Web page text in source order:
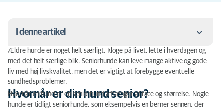
I denne artikel
Hvornår er din hund senior?
Hvilke sygdomme ses hos en ældre hund?
Hvad er en udvidet seniorundersøgelse?
Ældre hunde er noget helt særligt. Kloge på livet, lette i hverdagen og
med det helt særlige blik. Seniorhunde kan leve mange aktive og gode
liv med høj livskvalitet, men det er vigtigt at forebygge eventuelle
sundhedsproblemer.
Hvornår er din hund senior?
Hvornår en hund er en seniorhund afhænger af race og størrelse. Nogle
hunde er tidligt seniorhunde, som eksempelvis en berner sennen, der